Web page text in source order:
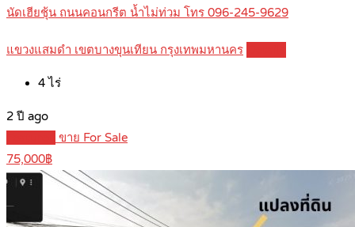
นัดเฮียชุ้น ถนนคอนกรีต น้ำไม่ท่วม โทร 096-245-9629
แขวงแสมดำ เขตบางขุนเทียน กรุงเทพมหานคร
4ไร่
2 ปี ago
ขาย For Sale
75,000฿